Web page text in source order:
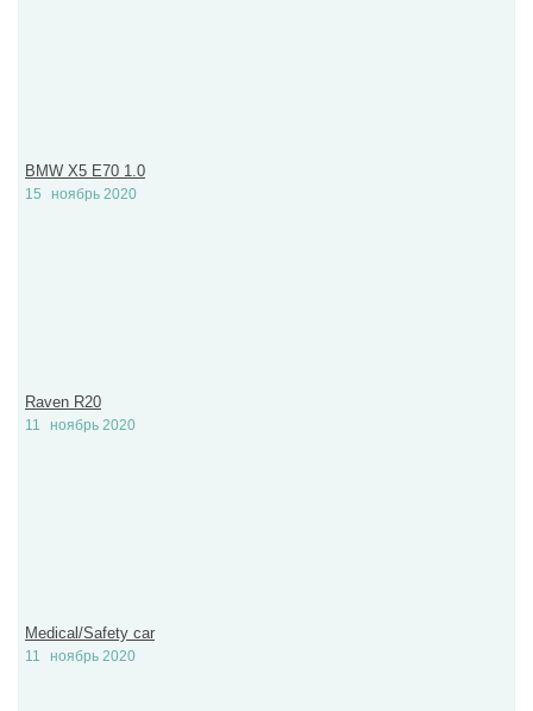
BMW X5 E70 1.0
15 ноябрь 2020
Raven R20
11 ноябрь 2020
Medical/Safety car
11 ноябрь 2020